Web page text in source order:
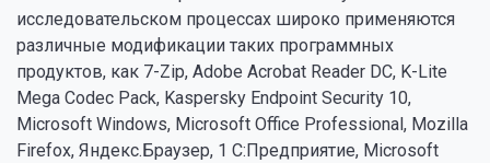
исследовательском процессах широко применяются
различные модификации таких программных
продуктов, как 7-Zip, Adobe Acrobat Reader DC, K-Lite
Mega Codec Pack, Kaspersky Endpoint Security 10,
Microsoft Windows, Microsoft Office Professional, Mozilla
Firefox, Яндекс.Браузер, 1 С:Предприятие, Microsoft